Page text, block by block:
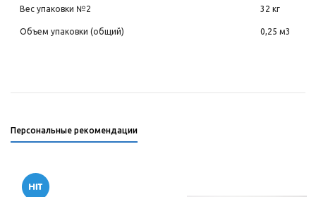
Вес упаковки №2 32 кг
Объем упаковки (общий) 0,25 м3
Персональные рекомендации